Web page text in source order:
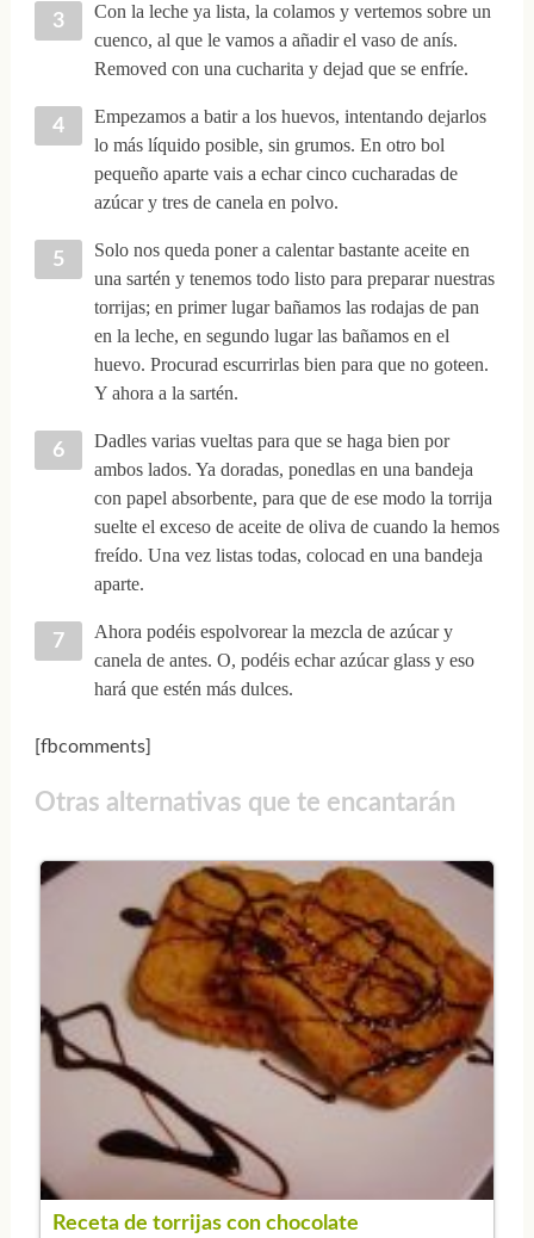
Con la leche ya lista, la colamos y vertemos sobre un
cuenco, al que le vamos a añadir el vaso de anís.
Removed con una cucharita y dejad que se enfríe.
Empezamos a batir a los huevos, intentando dejarlos
lo más líquido posible, sin grumos. En otro bol
pequeño aparte vais a echar cinco cucharadas de
azúcar y tres de canela en polvo.
Solo nos queda poner a calentar bastante aceite en
una sartén y tenemos todo listo para preparar nuestras
torrijas; en primer lugar bañamos las rodajas de pan
en la leche, en segundo lugar las bañamos en el
huevo. Procurad escurrirlas bien para que no goteen.
Y ahora a la sartén.
Dadles varias vueltas para que se haga bien por
ambos lados. Ya doradas, ponedlas en una bandeja
con papel absorbente, para que de ese modo la torrija
suelte el exceso de aceite de oliva de cuando la hemos
freído. Una vez listas todas, colocad en una bandeja
aparte.
Ahora podéis espolvorear la mezcla de azúcar y
canela de antes. O, podéis echar azúcar glass y eso
hará que estén más dulces.
[fbcomments]
Otras alternativas que te encantarán
Receta de torrijas con chocolate